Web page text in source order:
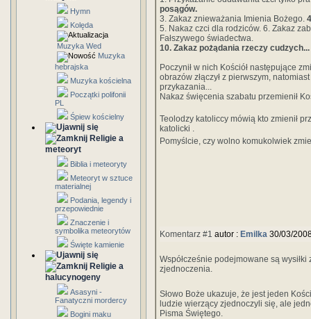
Hymn
Kolęda
Muzyka Wed
Muzyka
hebrajska
Muzyka kościelna
Początki polifonii
PL
Śpiew kościelny
Religie a
meteoryt
Biblia i meteoryty
Meteoryt w sztuce
materialnej
Podania, legendy i
przepowiednie
Znaczenie i
symbolika meteorytów
Święte kamienie
Religie a
halucynogeny
Asasyni -
Fanatyczni mordercy
Bogini maku
posągów.
3. Zakaz znieważania Imienia Bożego.
5. Nakaz czci dla rodziców. 6. Zakaz
Fałszywego świadectwa.
10. Zakaz pożądania rzeczy cudzych...
Poczynił w nich Kościół następujące
obrazów złączył z pierwszym,
przykazania...
Nakaz święcenia szabatu przemienił
Teolodzy katoliccy mówią kto zmienił
katolicki .
Pomyślcie, czy wolno komukolwiek
Komentarz #1 autor : Emilka 30/03/
Współcześnie podejmowane są
zjednoczenia.
Słowo Boże ukazuje, że jest jeden
ludzie wierzący zjednoczyli się, ale
Pisma Świętego.